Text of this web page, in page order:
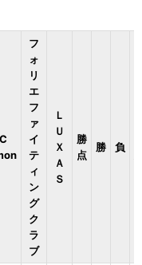
フ
ォ
リ
エ
フ
ァ
イ
テ
ィ
ン
グ
ク
ラ
ブ
Ｌ
Ｕ
Ｘ
Ａ
Ｓ
勝
点
勝 負